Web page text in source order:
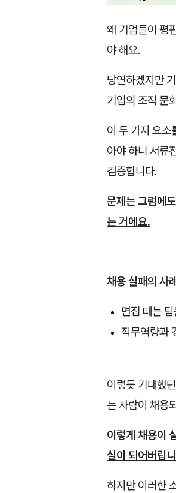
왜 기업들이 평
야 해요.
당연하겠지만
기업의 조직 문
이 두 가지 요소
아야 하니 서류
검증합니다.
문제는 그럼에
는 거에요.
채용 실패의 사
면접 때는
직무역량과
이렇듯 기대했
는 사람이 채용
이렇게 채용이
실이 되어버립
하지만 이러한